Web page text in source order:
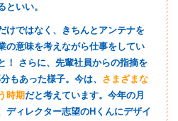
といい。
けではなく、きちんとアンテナを
の意味を考えながら仕事をしてい
！ さらに、先輩社員からの指摘を
もあった様子。今は、 さまざまな
時期だと考えています。今年の月
ディレクター志望のHくんにデザイ